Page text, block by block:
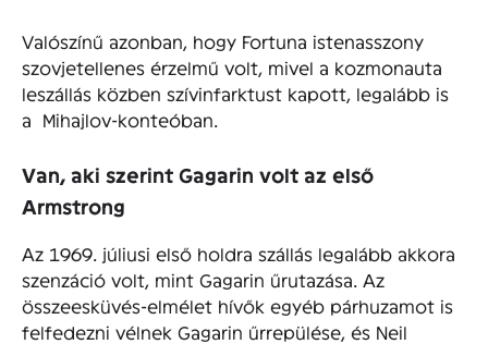
Valószínű azonban, hogy Fortuna istenasszony
szovjetellenes érzelmű volt, mivel a kozmonauta
leszállás közben szívinfarktust kapott, legalább is
a Mihajlov-konteóban.
Van, aki szerint Gagarin volt az első
Armstrong
Az 1969. júliusi első holdra szállás legalább akkora
szenzáció volt, mint Gagarin űrutazása. Az
összeesküvés-elmélet hívők egyéb párhuzamot is
felfedezni vélnek Gagarin űrrepülése, és Neil